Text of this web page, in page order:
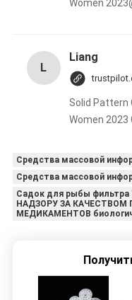
Women
L
Liang
Solid Pattern
Women 2023
Средства массовой
Средства массовой
Садок для рыбы
НАДЗОРУ ЗА
МЕДИКАМЕНТОВ